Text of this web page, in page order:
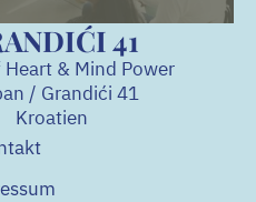
41
& Mind Power
/ Grandići 41
Kroatien